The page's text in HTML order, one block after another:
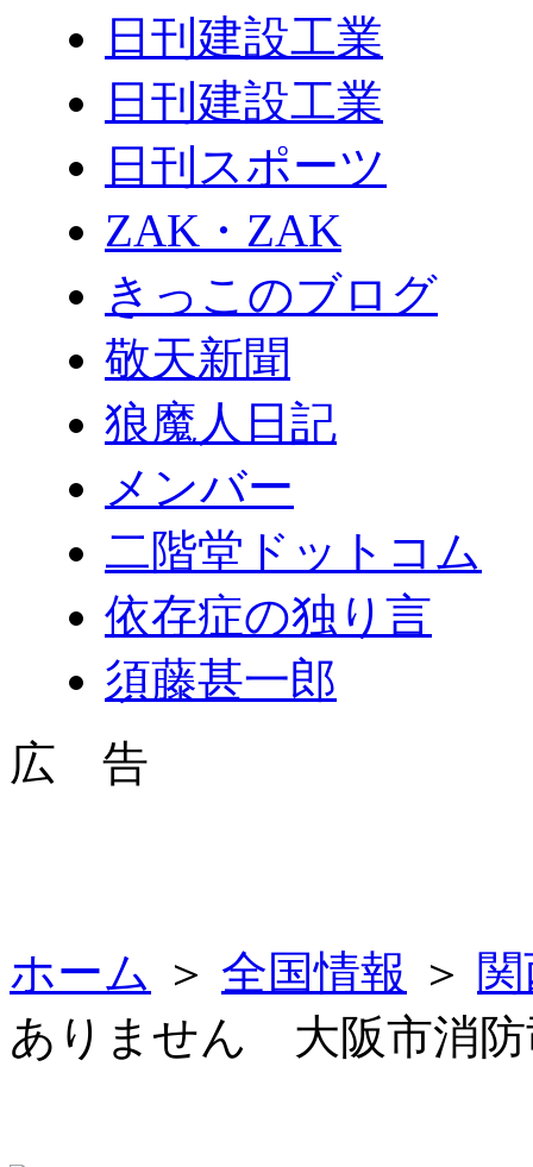
日刊建設工業
日刊建設工業
日刊スポーツ
ZAK・ZAK
きっこのブログ
敬天新聞
狼魔人日記
メンバー
二階堂ドットコム
依存症の独り言
須藤甚一郎
広 告
ホーム ＞ 全国情報 ＞
ありません 大阪市消